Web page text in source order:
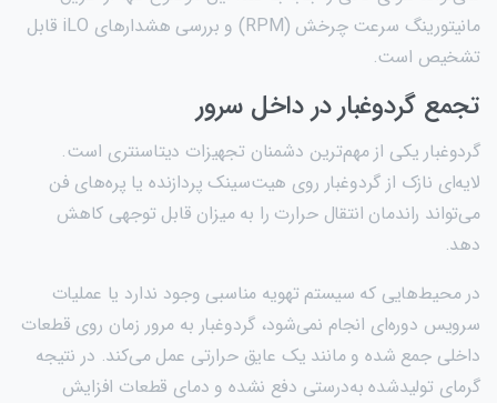
مانیتورینگ سرعت چرخش (RPM) و بررسی هشدارهای iLO قابل
تشخیص است.
تجمع گردوغبار در داخل سرور
گردوغبار یکی از مهم‌ترین دشمنان تجهیزات دیتاسنتری است.
لایه‌ای نازک از گردوغبار روی هیت‌سینک پردازنده یا پره‌های فن
می‌تواند راندمان انتقال حرارت را به میزان قابل توجهی کاهش
دهد.
در محیط‌هایی که سیستم تهویه مناسبی وجود ندارد یا عملیات
سرویس دوره‌ای انجام نمی‌شود، گردوغبار به مرور زمان روی قطعات
داخلی جمع شده و مانند یک عایق حرارتی عمل می‌کند. در نتیجه
گرمای تولیدشده به‌درستی دفع نشده و دمای قطعات افزایش